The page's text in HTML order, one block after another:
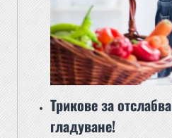
Трикове за
гладуване!